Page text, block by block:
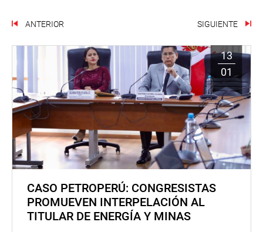
ANTERIOR SIGUIENTE
13
01
CASO PETROPERÚ: CONGRESISTAS
PROMUEVEN INTERPELACIÓN AL
TITULAR DE ENERGÍA Y MINAS